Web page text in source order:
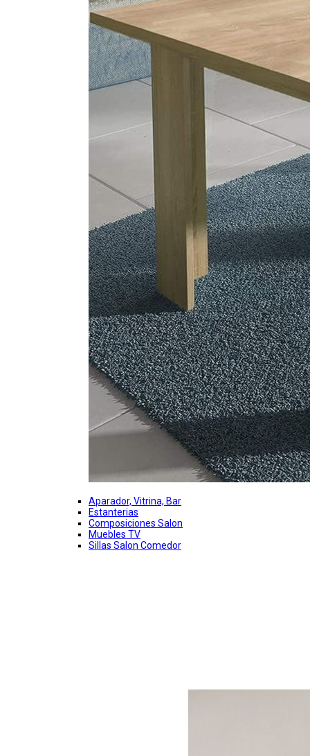
Aparador, Vitrina, Bar
Estanterias
Composiciones Salon
Muebles TV
Sillas Salon Comedor